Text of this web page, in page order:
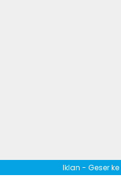
Iklan - Geser